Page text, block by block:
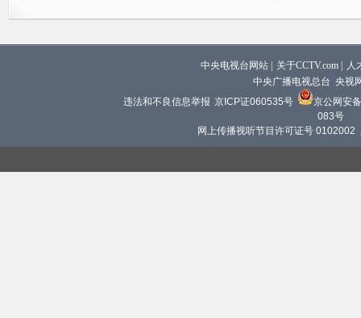
中央电视台网站 关于CCTV.com
人
中央广播电视总台 央视
违法和不良信息举报 京ICP证060535号
京公网安
083号
网上传播视听节目许可证号